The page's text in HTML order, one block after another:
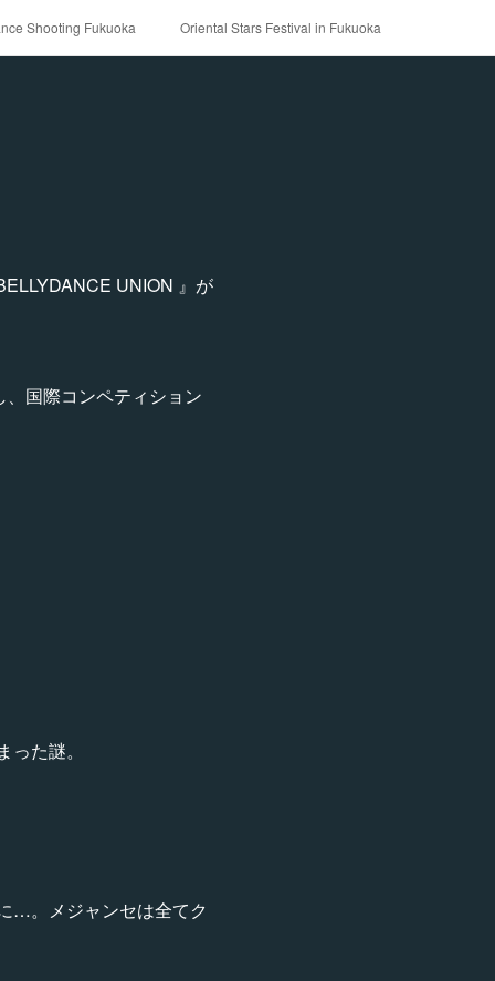
Shooting Fukuoka Oriental Stars Festival in Fukuoka
UNION 』が
国際コンペティション
た謎。
…。メジャンセは全てク